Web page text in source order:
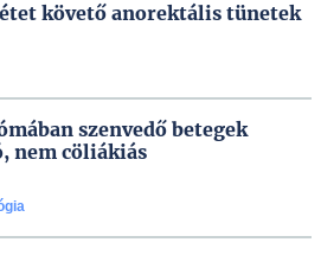
követő anorektális tünetek
szenvedő betegek
nem cöliákiás